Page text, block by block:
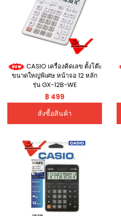
CASIO เครื่องคิดเลข ตั้งโต๊ะ
ขนาดใหญ่พิเศษ หน้าจอ 12 หลัก
รุ่น GX-12B-WE
฿ 499
สั่งซื้อสินค้า